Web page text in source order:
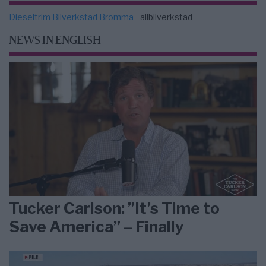
Dieseltrim Bilverkstad Bromma - allbilverkstad
NEWS IN ENGLISH
Tucker Carlson: ”It’s Time to
Save America” – Finally